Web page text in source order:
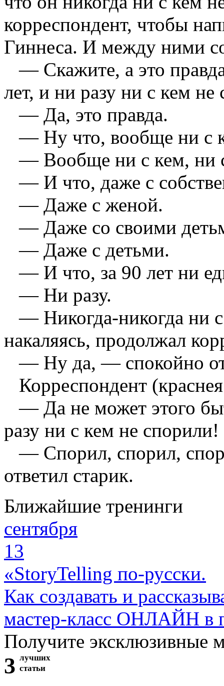
корреспондент, чтобы
Гиннеса. И между ними
— Скажите, а это
лет, и ни разу ни с кем не
— Да, это правда.
— Ну что, вообще ни с
— Вообще ни с кем, ни
— И что, даже с
— Даже с женой.
— Даже со своими
— Даже с детьми.
— И что, за 90 лет ни
— Ни разу.
— Никогда-никогда ни
накаляясь, продолжал
— Ну да, — спокойно
Корреспондент
— Да не может этого
разу ни с кем не спорили!
— Спорил, спорил,
ответил старик.
Ближайшие тренинги
сентября
13
«StoryTelling по-русски.
Как создавать и
мастер-класс ОНЛАЙН в
Получите эксклюзивные
3 лучших
статьи